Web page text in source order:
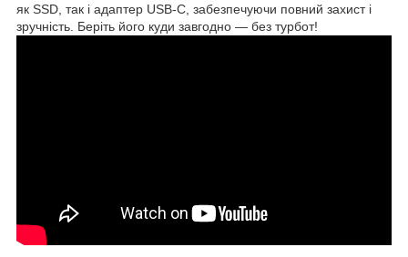
як SSD, так і адаптер USB-C, забезпечуючи повний захист і
зручність. Беріть його куди завгодно — без турбот!